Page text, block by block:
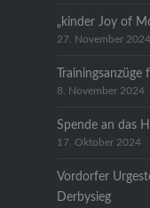
„kinder Joy of
27. November 2024
Trainingsanzüge
8. November 2024
Spende an das
17. Oktober 2024
Vordorfer
Derbysieg